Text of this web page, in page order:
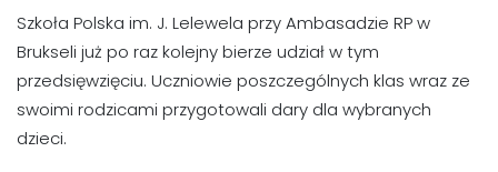
Szkoła Polska im. J. Lelewela przy Ambasadzie RP w
Brukseli już po raz kolejny bierze udział w tym
przedsięwzięciu. Uczniowie poszczególnych klas wraz ze
swoimi rodzicami przygotowali dary dla wybranych
dzieci.